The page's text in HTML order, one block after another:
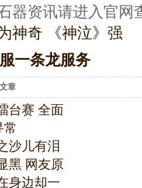
器资讯请进入官网
神奇 《神泣》强
一条龙服务
章
台赛 全面
沙儿有泪
黑 网友原
身边却一